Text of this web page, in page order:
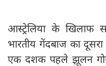
आस्ट्रेलिया के खिलाफ
भारतीय गेंदबाज का दूसरा
एक दशक पहले झूलन